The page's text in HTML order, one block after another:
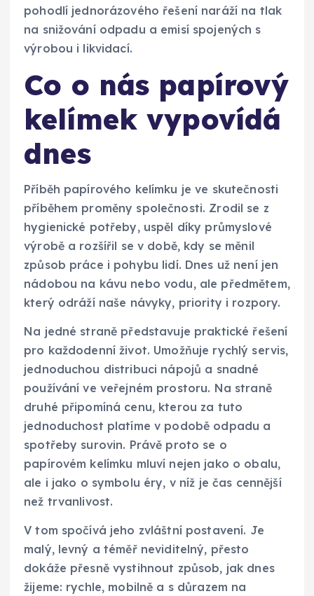
pohodlí jednorázového řešení naráží na tlak
na snižování odpadu a emisí spojených s
výrobou i likvidací.
Co o nás papírový
kelímek vypovídá
dnes
Příběh papírového kelímku je ve skutečnosti
příběhem proměny společnosti. Zrodil se z
hygienické potřeby, uspěl díky průmyslové
výrobě a rozšířil se v době, kdy se měnil
způsob práce i pohybu lidí. Dnes už není jen
nádobou na kávu nebo vodu, ale předmětem,
který odráží naše návyky, priority i rozpory.
Na jedné straně představuje praktické řešení
pro každodenní život. Umožňuje rychlý servis,
jednoduchou distribuci nápojů a snadné
používání ve veřejném prostoru. Na straně
druhé připomíná cenu, kterou za tuto
jednoduchost platíme v podobě odpadu a
spotřeby surovin. Právě proto se o
papírovém kelímku mluví nejen jako o obalu,
ale i jako o symbolu éry, v níž je čas cennější
než trvanlivost.
V tom spočívá jeho zvláštní postavení. Je
malý, levný a téměř neviditelný, přesto
dokáže přesně vystihnout způsob, jak dnes
žijeme: rychle, mobilně a s důrazem na